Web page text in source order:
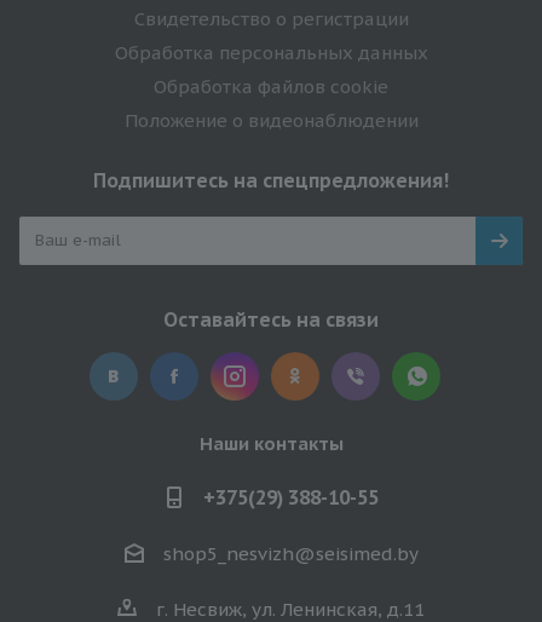
Свидетельство о регистрации
Обработка персональных данных
Обработка файлов cookie
Положение о видеонаблюдении
Подпишитесь на спецпредложения!
Оставайтесь на связи
Наши контакты
+375(29) 388-10-55
shop5_nesvizh@seisimed.by
г. Несвиж, ул. Ленинская, д.11